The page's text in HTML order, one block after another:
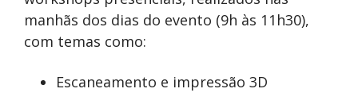
manhãs dos dias do evento (9h às 11h30),
com temas como:
Escaneamento e impressão 3D